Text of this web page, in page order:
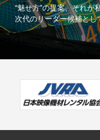
“魅せ方”の提案、それが
次代のリーダー候補とし